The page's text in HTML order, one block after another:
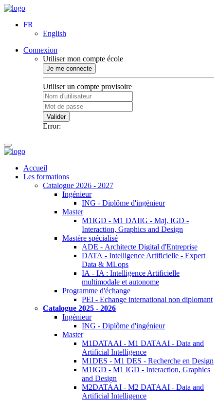
FR
English
Connexion
Utiliser mon compte école
Je me connecte
Utiliser un compte provisoire
Valider
Error:
Accueil
Les formations
Catalogue 2026 - 2027
Ingénieur
ING - Diplôme d'ingénieur
Master
M1IGD - M1 DAIIG - Maj. IGD -
Interaction, Graphics and Design
Mastère spécialisé
ADE - Architecte Digital d'Entreprise
DATA - Intelligence Artificielle - Expert
Data & MLops
IA - IA : Intelligence Artificielle
multimodale et autonome
Programme d'échange
PEI - Echange international non diplomant
Catalogue 2025 - 2026
Ingénieur
ING - Diplôme d'ingénieur
Master
M1DATAAI - M1 DATAAI - Data and
Artificial Intelligence
M1DES - M1 DES - Recherche en Design
M1IGD - M1 IGD - Interaction, Graphics
and Design
M2DATAAI - M2 DATAAI - Data and
Artificial Intelligence